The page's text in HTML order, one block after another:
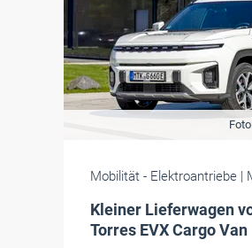
Mobilität - Elektroantriebe |
Kleiner Lieferwagen
Torres EVX Cargo Van